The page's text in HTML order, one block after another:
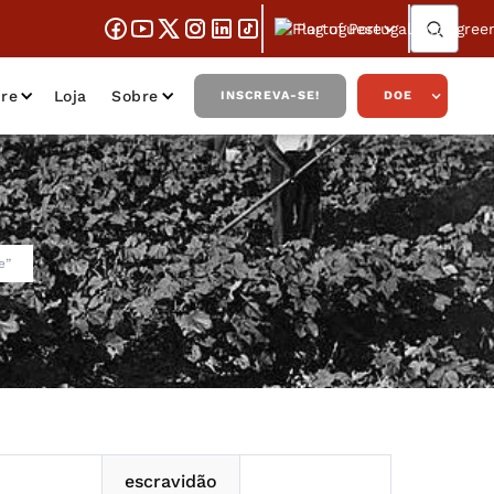
Portuguese
Loja Sobre INSCREVA-SE! DOE
escravidão